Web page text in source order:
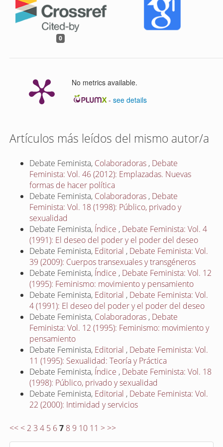
0
No metrics available.
-see details
Artículos más leídos del mismo autor/a
Debate Feminista, Colaboradoras , Debate
Feminista: Vol. 46 (2012): Emplazadas. Nuevas
formas de hacer política
Debate Feminista, Colaboradoras , Debate
Feminista: Vol. 18 (1998): Público, privado y
sexualidad
Debate Feminista, Índice , Debate Feminista: Vol. 4
(1991): El deseo del poder y el poder del deseo
Debate Feminista, Editorial , Debate Feminista: Vol.
39 (2009): Cuerpos transexuales y transgéneros
Debate Feminista, Índice , Debate Feminista: Vol. 12
(1995): Feminismo: movimiento y pensamiento
Debate Feminista, Editorial , Debate Feminista: Vol.
4 (1991): El deseo del poder y el poder del deseo
Debate Feminista, Colaboradoras , Debate
Feminista: Vol. 12 (1995): Feminismo: movimiento y
pensamiento
Debate Feminista, Editorial , Debate Feminista: Vol.
11 (1995): Sexualidad: Teoría y Práctica
Debate Feminista, Índice , Debate Feminista: Vol. 18
(1998): Público, privado y sexualidad
Debate Feminista, Editorial , Debate Feminista: Vol.
22 (2000): Intimidad y servicios
<< < 2 3 4 5 6 7 8 9 10 11 > >>